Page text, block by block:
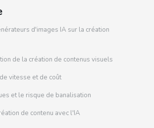
d'images IA sur la création
de la création de contenus visuels
vitesse et de coût
et le risque de banalisation
de contenu avec l'IA